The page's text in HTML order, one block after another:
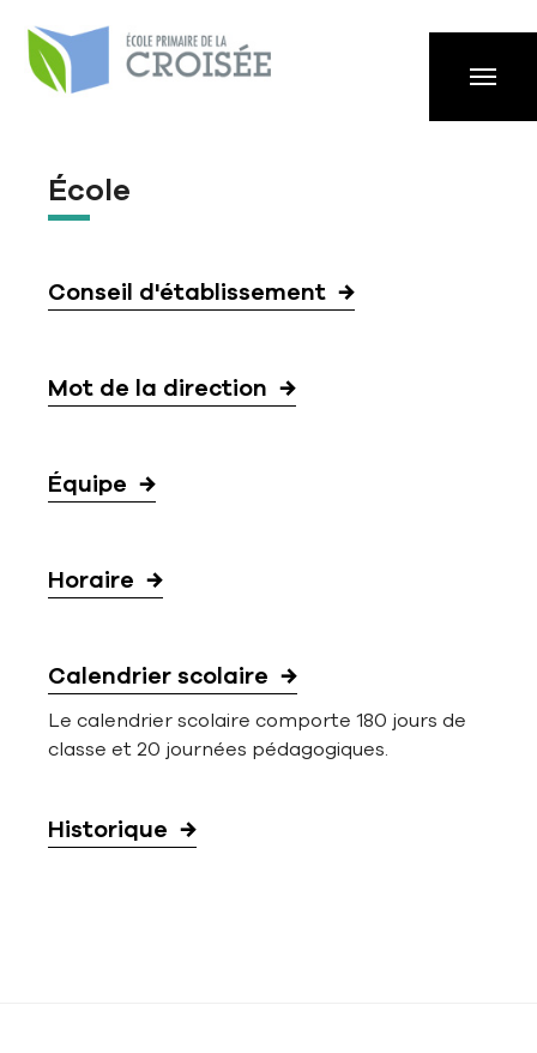
École
Conseil d'établissement
Mot de la direction
Équipe
Horaire
Calendrier scolaire
Le calendrier scolaire comporte 180 jours de
classe et 20 journées pédagogiques.
Historique